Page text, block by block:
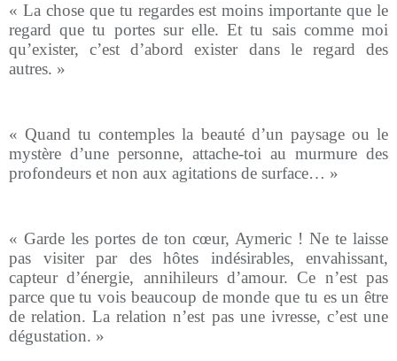
« La chose que tu regardes est moins importante que le
regard que tu portes sur elle. Et tu sais comme moi
qu’exister, c’est d’abord exister dans le regard des
autres. »
« Quand tu contemples la beauté d’un paysage ou le
mystère d’une personne, attache-toi au murmure des
profondeurs et non aux agitations de surface… »
« Garde les portes de ton cœur, Aymeric ! Ne te laisse
pas visiter par des hôtes indésirables, envahissant,
capteur d’énergie, annihileurs d’amour. Ce n’est pas
parce que tu vois beaucoup de monde que tu es un être
de relation. La relation n’est pas une ivresse, c’est une
dégustation. »